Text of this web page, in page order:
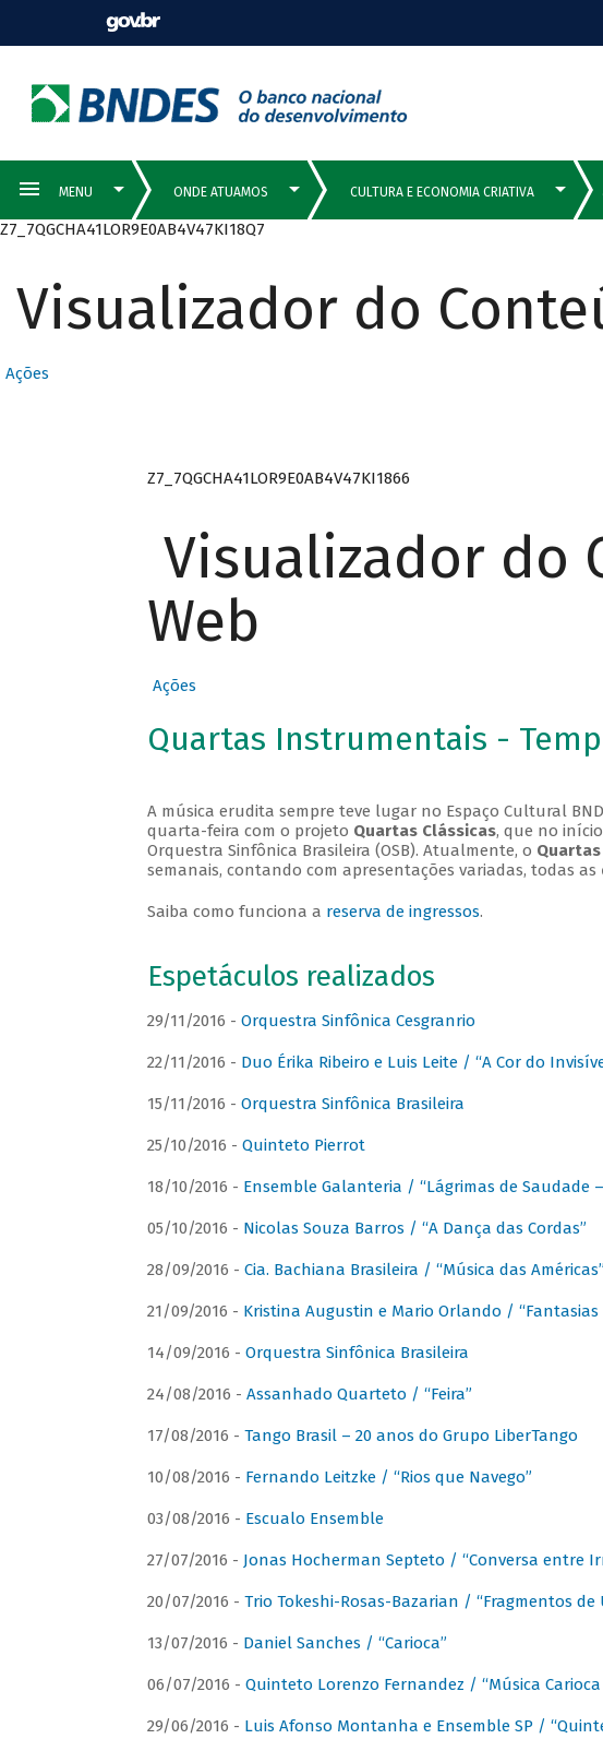
Z7_7QGCHA41LOR9E0AB4V47KI18Q7
Visualizador do
Ações
Z7_7QGCHA41LOR9E0AB4V47KI1866
Visualizador do
Web
Ações
Quartas Instrumentais -
A música erudita sempre teve lugar no Espaço Cultural
quarta-feira com o projeto Quartas Clássicas, que no
Orquestra Sinfônica Brasileira (OSB). Atualmente, o
semanais, contando com apresentações variadas, todas as
Saiba como funciona a reserva de ingressos.
Espetáculos realizados
29/11/2016 - Orquestra Sinfônica Cesgranrio
22/11/2016 - Duo Érika Ribeiro e Luis Leite / “A Cor do
15/11/2016 - Orquestra Sinfônica Brasileira
25/10/2016 - Quinteto Pierrot
18/10/2016 - Ensemble Galanteria / “Lágrimas de Saudade
05/10/2016 - Nicolas Souza Barros / “A Dança das Cordas”
28/09/2016 - Cia. Bachiana Brasileira / “Música das Américas”
21/09/2016 - Kristina Augustin e Mario Orlando / “Fantasias
14/09/2016 - Orquestra Sinfônica Brasileira
24/08/2016 - Assanhado Quarteto / “Feira”
17/08/2016 - Tango Brasil – 20 anos do Grupo LiberTango
10/08/2016 - Fernando Leitzke / “Rios que Navego”
03/08/2016 - Escualo Ensemble
27/07/2016 - Jonas Hocherman Septeto / “Conversa entre
20/07/2016 - Trio Tokeshi-Rosas-Bazarian / “Fragmentos de
13/07/2016 - Daniel Sanches / “Carioca”
06/07/2016 - Quinteto Lorenzo Fernandez / “Música Carioca
29/06/2016 - Luis Afonso Montanha e Ensemble SP /